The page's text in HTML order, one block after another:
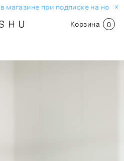
при подписке на
Корзина 0